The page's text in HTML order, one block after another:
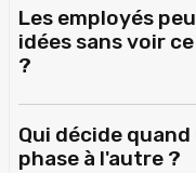
Les employés
idées sans voir
?
Qui décide
phase à l'autre ?